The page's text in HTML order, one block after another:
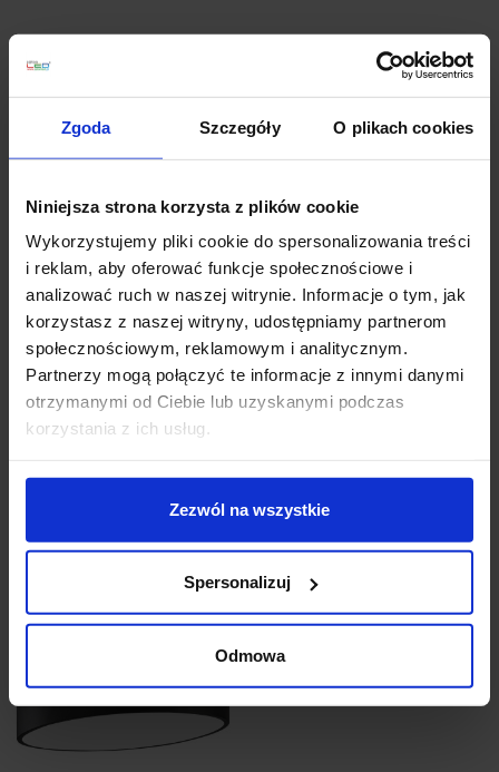
Zgoda Szczegóły O plikach cookies
Niniejsza strona korzysta z plików cookie
Wykorzystujemy pliki cookie do spersonalizowania treści
i reklam, aby oferować funkcje społecznościowe i
analizować ruch w naszej witrynie. Informacje o tym, jak
korzystasz z naszej witryny, udostępniamy partnerom
społecznościowym, reklamowym i analitycznym.
Partnerzy mogą połączyć te informacje z innymi danymi
otrzymanymi od Ciebie lub uzyskanymi podczas
korzystania z ich usług.
Zezwól na wszystkie
Spersonalizuj
Odmowa
Zobacz także
LUCES ALAVA
LE41550/1 plafon LED
55cm
1 296,00 zł
LUCES ALDEA
LE41552/6 plafon LED
biały, szary